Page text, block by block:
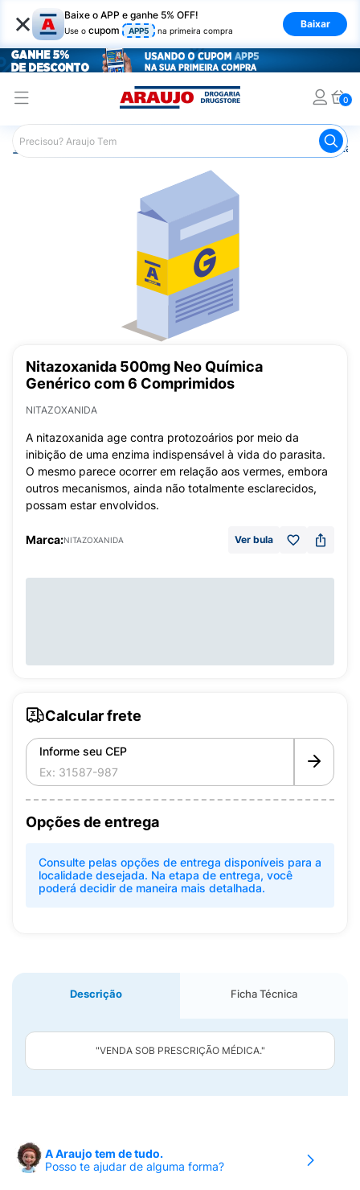
× Baixe o APP e ganhe 5% OFF!
Use o cupom APP5 na primeira compra
Baixar
0
Araujo Medicamentos Remédio para Vermes e Parasitas
Nitazoxanida 500mg Neo Química
Genérico com 6 Comprimidos
NITAZOXANIDA
A nitazoxanida age contra protozoários por meio da
inibição de uma enzima indispensável à vida do parasita.
O mesmo parece ocorrer em relação aos vermes, embora
outros mecanismos, ainda não totalmente esclarecidos,
possam estar envolvidos.
Marca:NITAZOXANIDA Ver bula
Calcular frete
Informe seu CEP
Opções de entrega
Consulte pelas opções de entrega disponíveis para a
localidade desejada. Na etapa de entrega, você
poderá decidir de maneira mais detalhada.
Descrição Ficha Técnica
"VENDA SOB PRESCRIÇÃO MÉDICA."
A Araujo tem de tudo.
Posso te ajudar de alguma forma?